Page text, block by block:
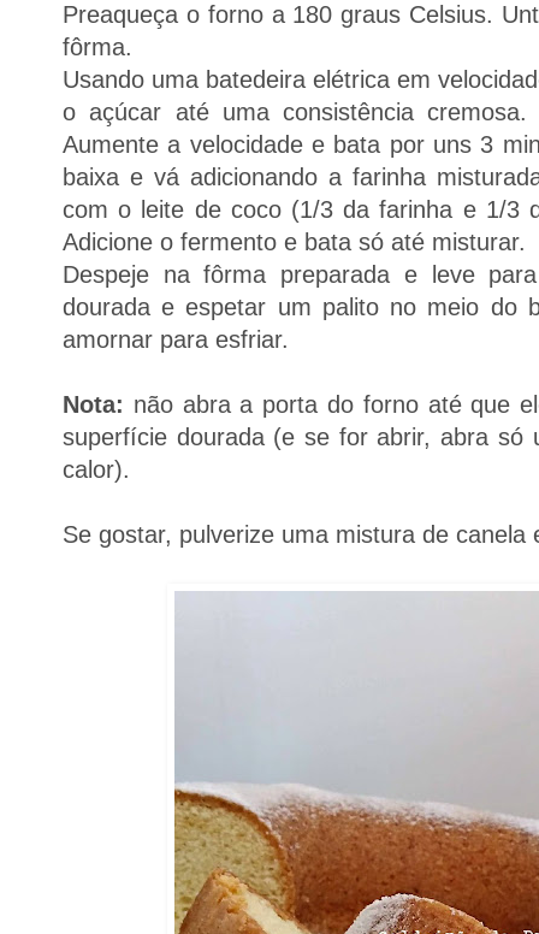
Preaqueça o forno a 180 graus Celsius.
fôrma.
Usando uma batedeira elétrica em
o açúcar até uma consistência
Aumente a velocidade e bata por uns 3
baixa e vá adicionando a farinha
com o leite de coco (1/3 da farinha e 1/3
Adicione o fermento e bata só até misturar.
Despeje na fôrma preparada e leve
dourada e espetar um palito no meio do
amornar para esfriar.
Nota: não abra a porta do forno até que
superfície dourada (e se for abrir, abra só
calor).
Se gostar, pulverize uma mistura de